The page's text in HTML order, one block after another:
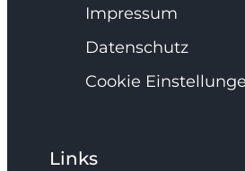
Impressum
Datenschutz
Cookie
Links